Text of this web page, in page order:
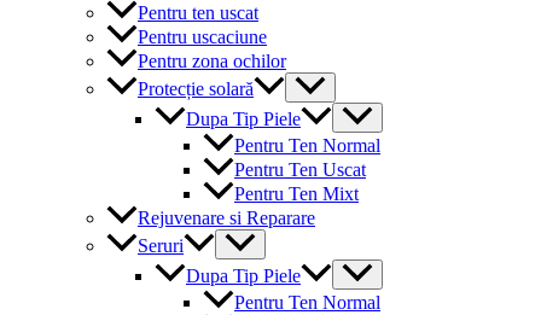
Pentru ten uscat
Pentru uscaciune
Pentru zona ochilor
Protecție solară
Menu
Toggle
Dupa Tip Piele
Menu
Toggle
Pentru Ten Normal
Pentru Ten Uscat
Pentru Ten Mixt
Rejuvenare si Reparare
Seruri
Menu
Toggle
Dupa Tip Piele
Menu
Toggle
Pentru Ten Normal